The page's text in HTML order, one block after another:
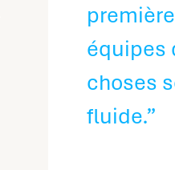
équipes
choses
fluide.”